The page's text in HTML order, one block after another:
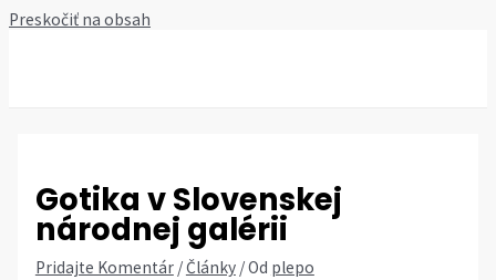
Preskočiť na obsah
Gotika v Slovenskej
národnej galérii
Pridajte Komentár /Články/ Od plepo